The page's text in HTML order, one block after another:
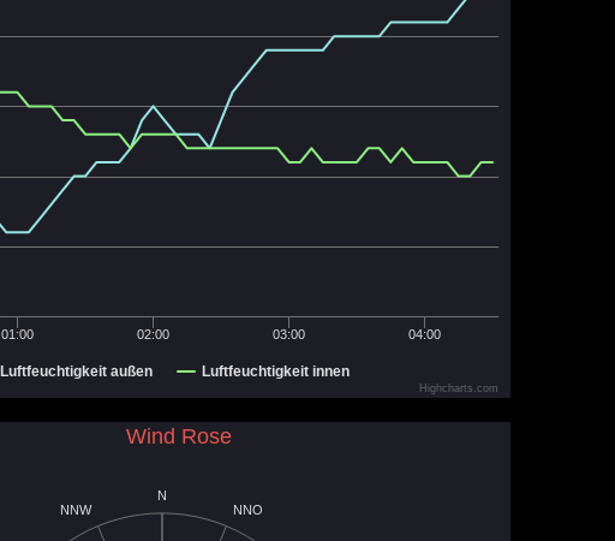
Luftfeuchtigkeit außen Luftfeuchtigkeit innen
01:00 02:00 03:00 04:00
Highcharts.com
Wind Rose
N
NNO
NNW